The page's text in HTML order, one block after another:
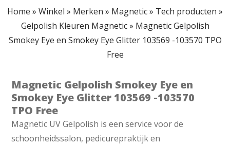
Home » Winkel » Merken » Magnetic» Tech producten »
Gelpolish Kleuren Magnetic» Magnetic Gelpolish
Smokey Eye en Smokey Eye Glitter 103569 -103570 TPO
Free
Magnetic Gelpolish Smokey Eye en
Smokey Eye Glitter 103569 -103570
TPO Free
Magnetic UV Gelpolish is een service voor de
schoonheidssalon, pedicurepraktijk en